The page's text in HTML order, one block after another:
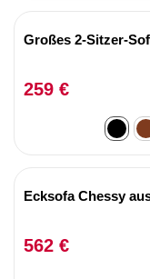
Großes 2-Sitzer-
259 €
Ecksofa Chessy
562 €